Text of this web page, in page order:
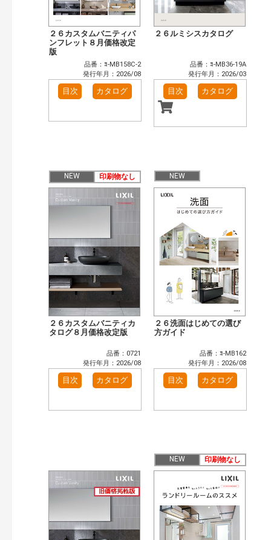
２６カスタムバニティパ
ンフレット８月価格改定
版
品番：ﾖ-MB158C-2
発行年月：2026/08
目次 カタログ
２６ルミシスカタログ
品番：ﾖ-MB36-19A
発行年月：2026/03
目次 カタログ
NEW 印刷物なし
２６カスタムバニティカ
タログ８月価格改定版
品番：0721
発行年月：2026/08
目次 カタログ
NEW
２６洗面はじめての選び
方ガイド
品番：ﾖ-MB162
発行年月：2026/08
目次 カタログ
NEW 印刷物なし